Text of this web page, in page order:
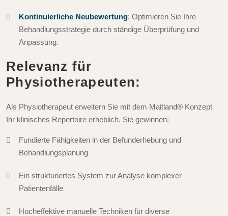
Kontinuierliche Neubewertung: Optimieren Sie Ihre
Behandlungsstrategie durch ständige Überprüfung und
Anpassung.
Relevanz für
Physiotherapeuten:
Als Physiotherapeut erweitern Sie mit dem Maitland® Konzept
Ihr klinisches Repertoire erheblich. Sie gewinnen:
Fundierte Fähigkeiten in der Befunderhebung und
Behandlungsplanung
Ein strukturiertes System zur Analyse komplexer
Patientenfälle
Hocheffektive manuelle Techniken für diverse